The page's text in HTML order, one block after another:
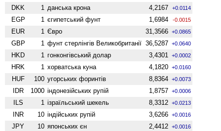
DKK 1 данська крона 4,2167 +0.0114
EGP 1 єгипетський фунт 1,6984 -0.0015
EUR 1 Євро 31,3566 +0.0865
GBP 1 фунт стерлінгів Велико­британії 36,5287 +0.0640
HKD 1 гонконгівський долар 3,4301 +0.0002
HRK 1 хорватська куна 4,1820 +0.0160
HUF 100 угорських форинтів 8,8364 +0.0073
IDR 1000 індонезійських рупій 1,8757 +0.0006
ILS 1 ізраїльський шекель 8,3312 +0.0213
INR 10 індійських рупій 3,6266 +0.0016
JPY 10 японських єн 2,4412 +0.0016